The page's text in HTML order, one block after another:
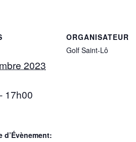
2023
17h00
d’Évènement:
ORGANISATEUR
Golf Saint-Lô